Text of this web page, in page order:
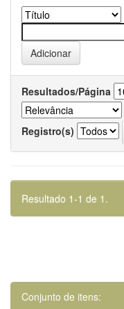
Resultados/Página
Registro(s)
Resultado 1-1 de 1.
Conjunto de itens: